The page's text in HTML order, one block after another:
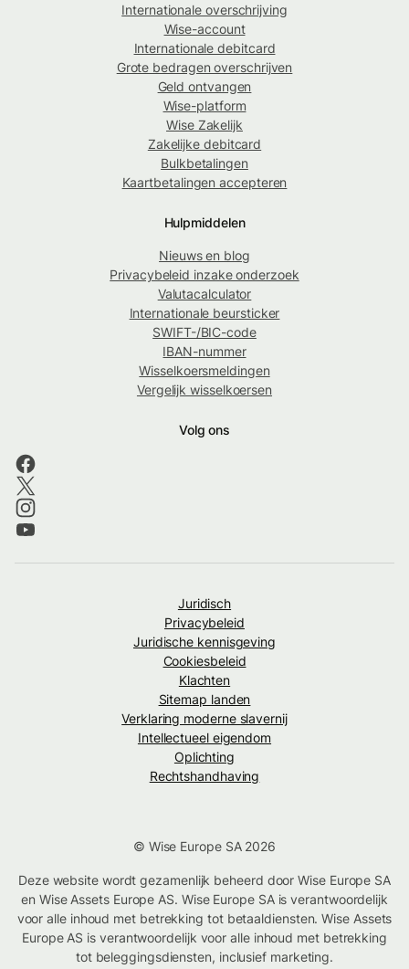
Internationale overschrijving
Wise-account
Internationale debitcard
Grote bedragen overschrijven
Geld ontvangen
Wise-platform
Wise Zakelijk
Zakelijke debitcard
Bulkbetalingen
Kaartbetalingen accepteren
Hulpmiddelen
Nieuws en blog
Privacybeleid inzake onderzoek
Valutacalculator
Internationale beursticker
SWIFT-/BIC-code
IBAN-nummer
Wisselkoersmeldingen
Vergelijk wisselkoersen
Volg ons
Juridisch
Privacybeleid
Juridische kennisgeving
Cookiesbeleid
Klachten
Sitemap landen
Verklaring moderne slavernij
Intellectueel eigendom
Oplichting
Rechtshandhaving
© Wise Europe SA 2026
Deze website wordt gezamenlijk beheerd door Wise Europe SA
en Wise Assets Europe AS. Wise Europe SA is verantwoordelijk
voor alle inhoud met betrekking tot betaaldiensten. Wise Assets
Europe AS is verantwoordelijk voor alle inhoud met betrekking
tot beleggingsdiensten, inclusief marketing.